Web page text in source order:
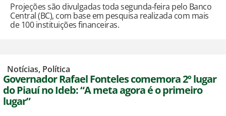
Projeções são divulgadas toda segunda-feira pelo Banco
Central (BC), com base em pesquisa realizada com mais
de 100 instituições financeiras.
Notícias, Política
Governador Rafael Fonteles comemora 2º lugar
do Piauí no Ideb: “A meta agora é o primeiro
lugar”